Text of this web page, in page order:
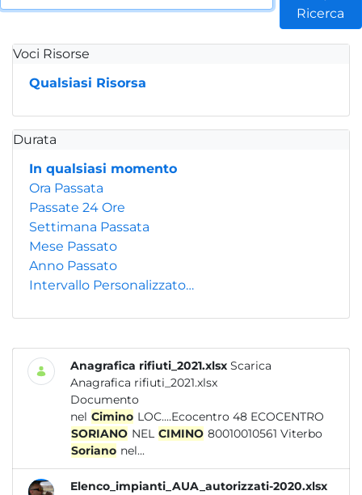
Ricerca
Voci Risorse
Qualsiasi Risorsa
Durata
In qualsiasi momento
Ora Passata
Passate 24 Ore
Settimana Passata
Mese Passato
Anno Passato
Intervallo Personalizzato…
Anagrafica rifiuti_2021.xlsx Scarica
Anagrafica rifiuti_2021.xlsx
Documento
nel Cimino
LOC....Ecocentro 48 ECOCENTRO
SORIANO NEL CIMINO 80010010561 Viterbo
Soriano nel...
Elenco_impianti_AUA_autorizzati-2020.xlsx